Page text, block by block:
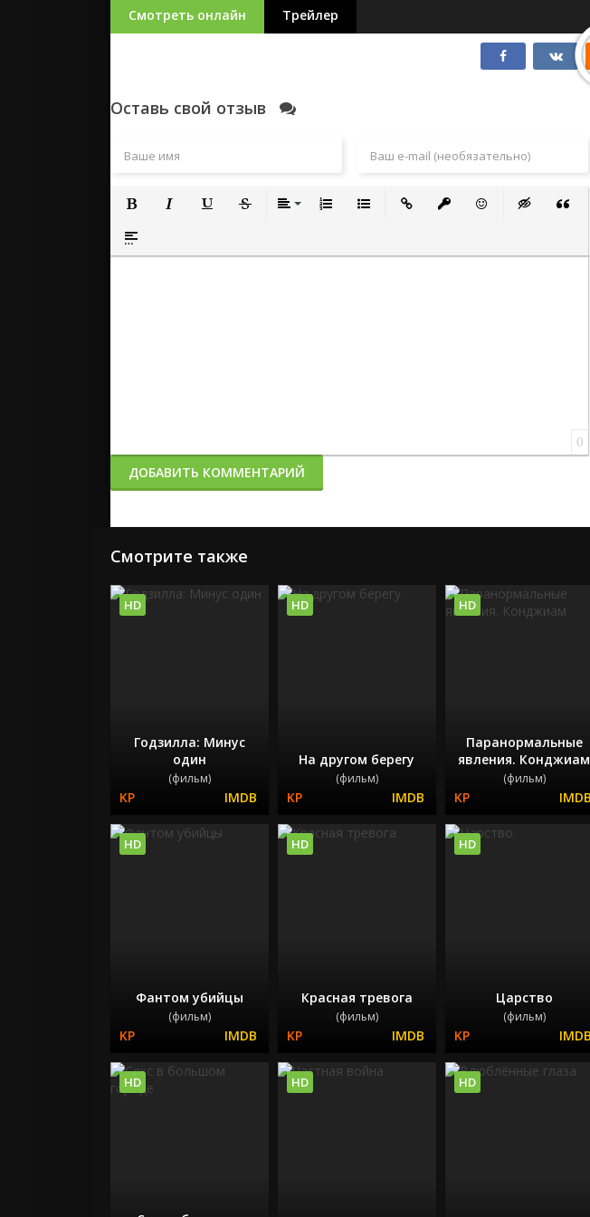
Смотреть онлайн Трейлер
Оставь свой отзыв
Полужирный
Вставка спойлера
0
ДОБАВИТЬ КОММЕНТАРИЙ
Смотрите также
Годзилла: Минус
один
(фильм)
HD
На другом берегу
(фильм)
HD
Паранормальные
явления. Конджиам
(фильм)
HD
Фантом убийцы
(фильм)
HD
Красная тревога
(фильм)
HD
Царство
(фильм)
HD
HD HD HD